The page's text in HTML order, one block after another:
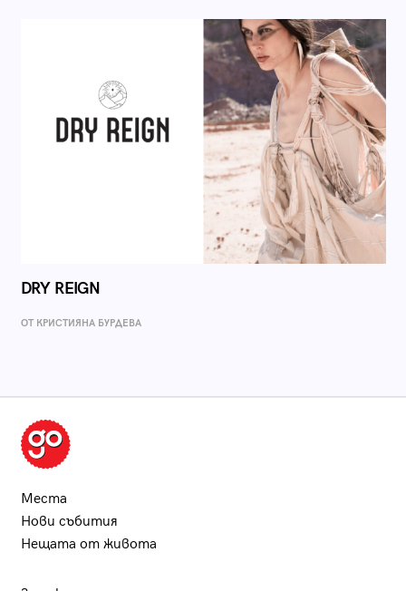
DRY REIGN
ОТ КРИСТИЯНА БУРДЕВА
Места
Нови събития
Нещата от живота